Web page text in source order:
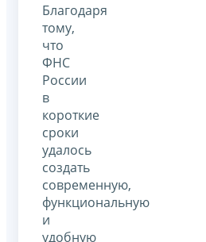
Благодаря
тому,
что
ФНС
России
в
короткие
сроки
удалось
создать
современную,
функциональную
и
удобную